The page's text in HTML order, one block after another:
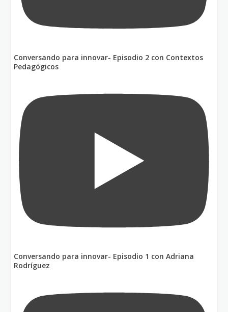
Conversando para innovar- Episodio 2 con Contextos
Pedagógicos
Conversando para innovar- Episodio 1 con Adriana
Rodríguez